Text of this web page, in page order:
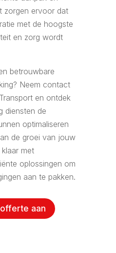
zorgen ervoor dat
met de hoogste
en zorg wordt
betrouwbare
Neem contact
en ontdek
diensten de
optimaliseren
de groei van jouw
met
oplossingen om
aan te pakken.
aan